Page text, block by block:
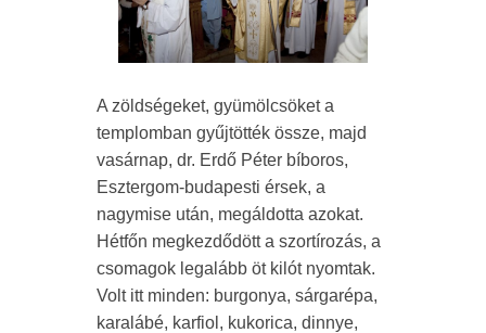
A zöldségeket, gyümölcsöket a
templomban gyűjtötték össze, majd
vasárnap, dr. Erdő Péter bíboros,
Esztergom-budapesti érsek, a
nagymise után, megáldotta azokat.
Hétfőn megkezdődött a szortírozás, a
csomagok legalább öt kilót nyomtak.
Volt itt minden: burgonya, sárgarépa,
karalábé, karfiol, kukorica, dinnye,